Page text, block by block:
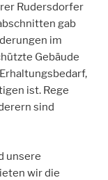
Rudersdorfer
gab
im
Gebäude
ist. Rege
sind
unsere
wir die